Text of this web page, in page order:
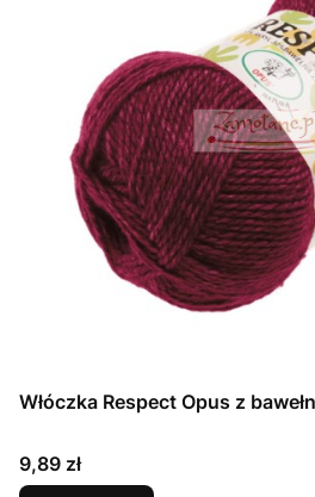
Włóczka Respect Opus z
Cena
9,89 zł